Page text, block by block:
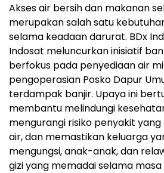
Akses air bersih dan makanan
merupakan salah satu
selama keadaan darurat. BDx
Indosat meluncurkan inisiatif
berfokus pada penyediaan air
pengoperasian Posko Dapur
terdampak banjir. Upaya ini
membantu melindungi
mengurangi risiko penyakit
air, dan memastikan keluarga
mengungsi, anak-anak, dan
gizi yang memadai selama